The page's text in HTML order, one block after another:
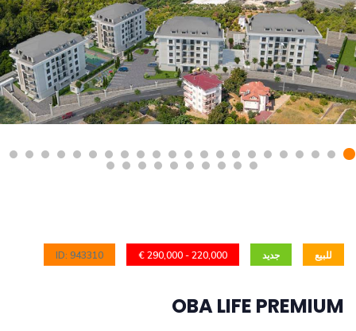
للبيع جديد 220,000 - 290,000 €
ID: 943310
OBA LIFE PREMIUM